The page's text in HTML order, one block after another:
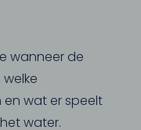
wanneer de
en wat er speelt
water.